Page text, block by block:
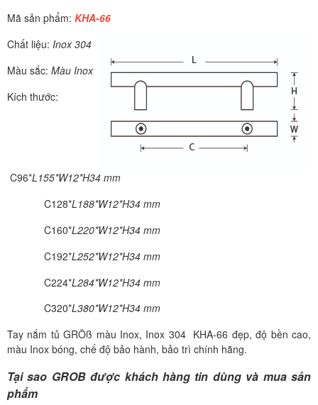
Mã sản phẩm: KHA-66
Chất liệu: Inox 304
Màu sắc: Màu Inox
Kích thước:
C96*L155*W12*H34 mm
C128*L188*W12*H34 mm
C160*L220*W12*H34 mm
C192*L252*W12*H34 mm
C224*L284*W12*H34 mm
C320*L380*W12*H34 mm
Tay nắm tủ GRÖß màu Inox, Inox 304 KHA-66 đẹp, độ bền cao,
màu Inox bóng, chế độ bảo hành, bảo trì chính hãng.
Tại sao GROB được khách hàng tin dùng và mua sản
phẩm